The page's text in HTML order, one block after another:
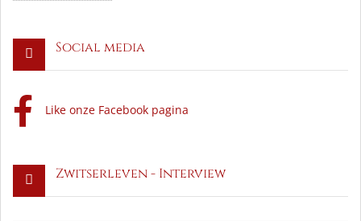
Social media
Like onze Facebook pagina
Zwitserleven - Interview